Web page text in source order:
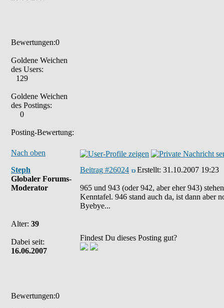
Bewertungen:0
Goldene Weichen
des Users:
129
Goldene Weichen
des Postings:
0
Posting-Bewertung:
Nach oben
Steph
Globaler Forums-
Moderator
Alter: 39
Dabei seit:
16.06.2007
Bewertungen:0
Beitrag #26024 Erstellt: 31.10.2007 19:23
965 und 943 (oder 942, aber eher 943)
Kenntafel. 946 stand auch da, ist dann aber
Byebye...
Findest Du dieses Posting gut?